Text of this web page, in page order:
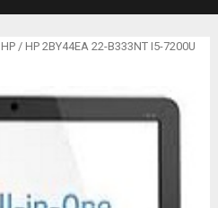
HP/ HP 2BY44EA 22-B333NT I5-7200U